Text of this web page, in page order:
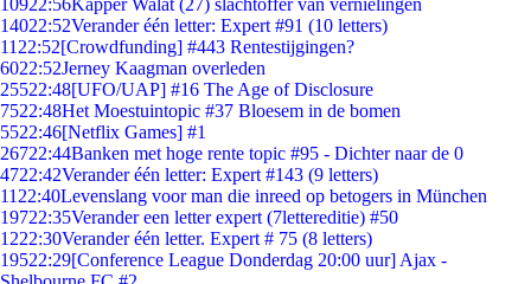
10922:56Kapper Walat (27) slachtoffer van vernielingen
14022:52Verander één letter: Expert #91 (10 letters)
11 22:52[Crowdfunding] #443 Rentestijgingen?
6022:52Jerney Kaagman overleden
25522:48[UFO/UAP] #16 The Age of Disclosure
7522:48Het Moestuintopic #37 Bloesem in de bomen
5522:46[Netflix Games] #1
26722:44Banken met hoge rente topic #95 - Dichter naar de 0
4722:42Verander één letter: Expert #143 (9 letters)
11 22:40Levenslang voor man die inreed op betogers in München
19722:35Verander een letter expert (7lettereditie) #50
1222:30Verander één letter. Expert # 75 (8 letters)
19522:29[Conference League Donderdag 20:00 uur] Ajax -